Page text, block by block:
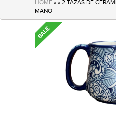
HOME » » 2 TAZAS DE
MANO